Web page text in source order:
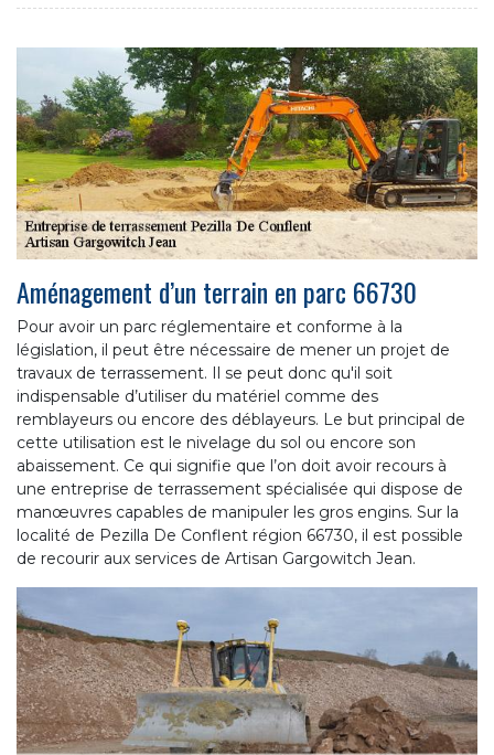
Aménagement d’un terrain en parc 66730
Pour avoir un parc réglementaire et conforme à la
législation, il peut être nécessaire de mener un projet de
travaux de terrassement. Il se peut donc qu'il soit
indispensable d’utiliser du matériel comme des
remblayeurs ou encore des déblayeurs. Le but principal de
cette utilisation est le nivelage du sol ou encore son
abaissement. Ce qui signifie que l’on doit avoir recours à
une entreprise de terrassement spécialisée qui dispose de
manœuvres capables de manipuler les gros engins. Sur la
localité de Pezilla De Conflent région 66730, il est possible
de recourir aux services de Artisan Gargowitch Jean.